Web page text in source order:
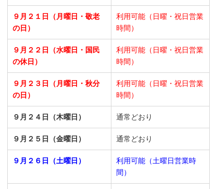
９月２１日
（月曜日・敬老
の日）
利用可能（日曜・祝日営業
時間）
９月２２日
（水曜日・国民
の休日）
利用可能（日曜・祝日営業
時間）
９月２３日
（月曜日・秋分
の日）
利用可能（日曜・祝日営業
時間）
９月２４日（木曜日） 通常どおり
９月２５日（金曜日） 通常どおり
９月２６日（土曜日）
利用可能（土曜日営業時
間）